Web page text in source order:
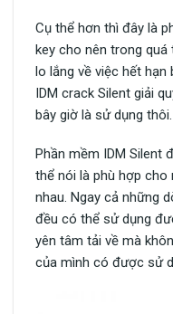
Cụ thể hơn thì đây là
key cho nên trong quá
lo lắng về việc hết
IDM crack Silent giải
bây giờ là sử dụng thôi.
Phần mềm IDM Silent
thể nói là phù hợp cho
nhau. Ngay cả những
đều có thể sử dụng
yên tâm tải về mà
của mình có được sử